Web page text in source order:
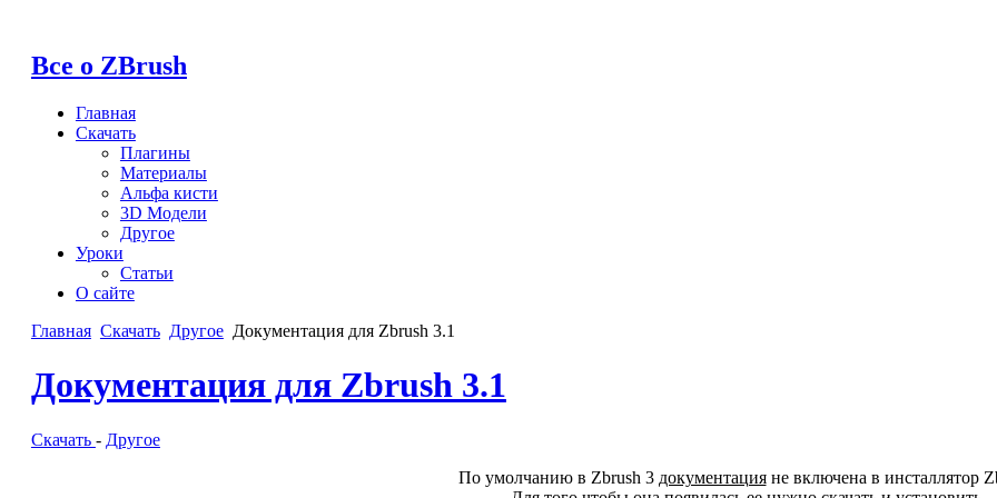
Все о ZBrush
Главная
Скачать
Плагины
Материалы
Альфа кисти
3D Модели
Другое
Уроки
Статьи
О сайте
Главная Скачать Другое Документация для Zbrush 3.1
Документация для Zbrush 3.1
Скачать - Другое
По умолчанию в Zbrush 3 документацияне включена в инсталлятор